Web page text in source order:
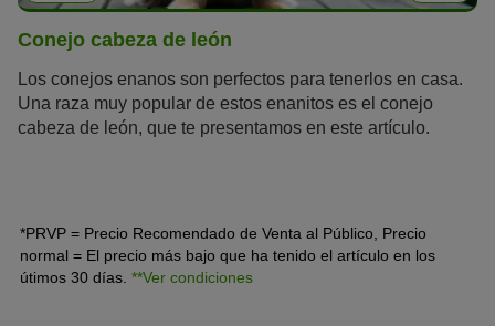
Conejo cabeza de león
Los conejos enanos son perfectos para tenerlos en casa.
Una raza muy popular de estos enanitos es el conejo
cabeza de león, que te presentamos en este artículo.
*PRVP = Precio Recomendado de Venta al Público, Precio
normal = El precio más bajo que ha tenido el artículo en los
útimos 30 días. **Ver condiciones